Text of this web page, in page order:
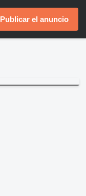
Publicar el anuncio